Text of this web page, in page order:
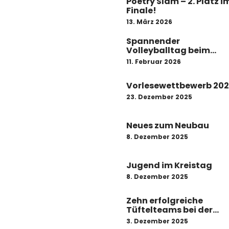
Finale!
13. März 2026
Spannender
Volleyballtag beim
Kreisentscheid „Jugend
11. Februar 2026
Vorlesewettbewerb
23. Dezember 2025
Neues zum Neubau
8. Dezember 2025
Jugend im Kreistag
8. Dezember 2025
Zehn erfolgreiche
Tüftelteams bei der
Langen Nacht der Antike
3. Dezember 2025